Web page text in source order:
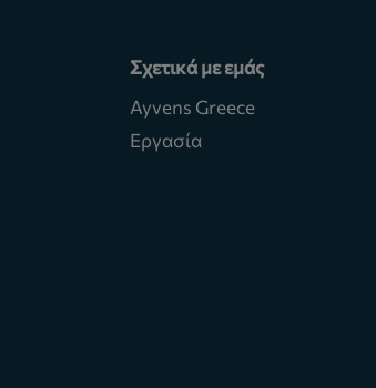
Σχετικά με εμάς
Ayvens Greece
Εργασία